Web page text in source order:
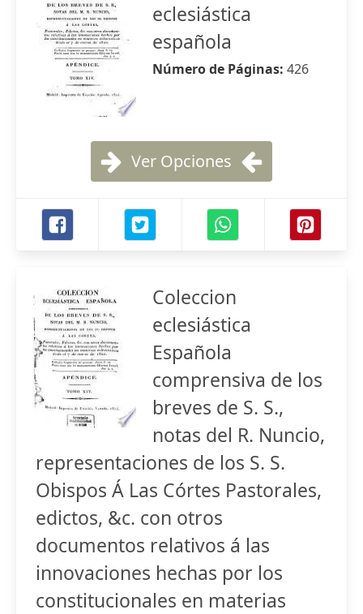
eclesiástica
española
Número de Páginas: 426
Ver Opciones
Coleccion
eclesiástica
Española
comprensiva de los
breves de S. S.,
notas del R. Nuncio,
representaciones de los S. S.
Obispos Á Las Córtes Pastorales,
edictos, &c. con otros
documentos relativos á las
innovaciones hechas por los
constitucionales en materias